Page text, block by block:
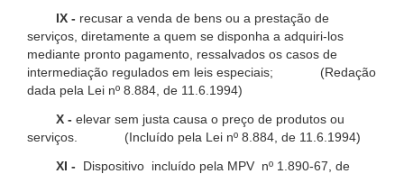
IX - recusar a venda de bens ou a prestação de
serviços, diretamente a quem se disponha a adquiri-los
mediante pronto pagamento, ressalvados os casos de
intermediação regulados em leis especiais; (Redação
dada pela Lei nº 8.884, de 11.6.1994)
X - elevar sem justa causa o preço de produtos ou
serviços. (Incluído pela Lei nº 8.884, de 11.6.1994)
XI -
Dispositivo incluído pela MPV nº 1.890-67, de